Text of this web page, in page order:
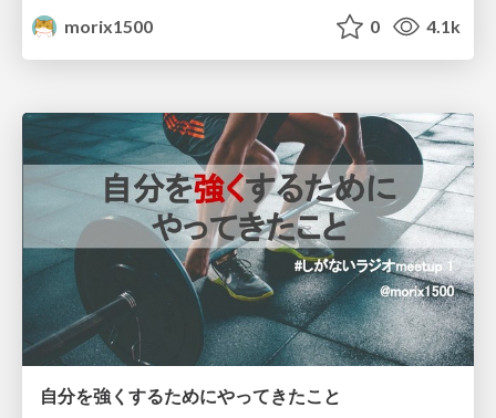
morix1500 0 4.1k
自分を強くするためにやってきたこと